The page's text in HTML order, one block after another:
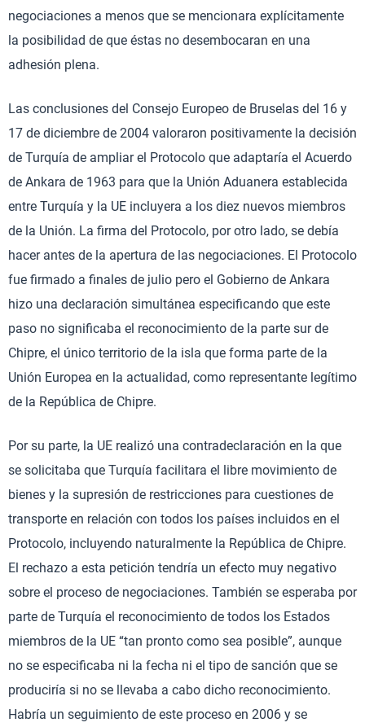
negociaciones a menos que se mencionara explícitamente
la posibilidad de que éstas no desembocaran en una
adhesión plena.
Las conclusiones del Consejo Europeo de Bruselas del 16 y
17 de diciembre de 2004 valoraron positivamente la decisión
de Turquía de ampliar el Protocolo que adaptaría el Acuerdo
de Ankara de 1963 para que la Unión Aduanera establecida
entre Turquía y la UE incluyera a los diez nuevos miembros
de la Unión. La firma del Protocolo, por otro lado, se debía
hacer antes de la apertura de las negociaciones. El Protocolo
fue firmado a finales de julio pero el Gobierno de Ankara
hizo una declaración simultánea especificando que este
paso no significaba el reconocimiento de la parte sur de
Chipre, el único territorio de la isla que forma parte de la
Unión Europea en la actualidad, como representante legítimo
de la República de Chipre.
Por su parte, la UE realizó una contradeclaración en la que
se solicitaba que Turquía facilitara el libre movimiento de
bienes y la supresión de restricciones para cuestiones de
transporte en relación con todos los países incluidos en el
Protocolo, incluyendo naturalmente la República de Chipre.
El rechazo a esta petición tendría un efecto muy negativo
sobre el proceso de negociaciones. También se esperaba por
parte de Turquía el reconocimiento de todos los Estados
miembros de la UE “tan pronto como sea posible”, aunque
no se especificaba ni la fecha ni el tipo de sanción que se
produciría si no se llevaba a cabo dicho reconocimiento.
Habría un seguimiento de este proceso en 2006 y se